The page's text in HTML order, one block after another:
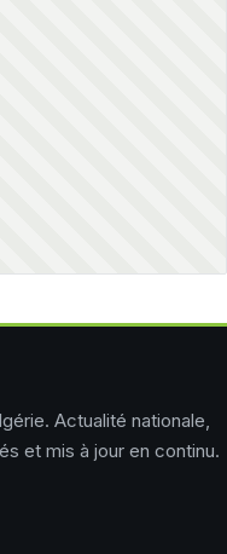
Actualité nationale,
et mis à jour en continu.